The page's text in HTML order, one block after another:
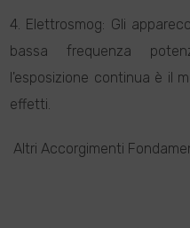
4. Elettrosmog: Gli
bassa frequenza
l'esposizione continua è il
effetti.
Altri Accorgimenti